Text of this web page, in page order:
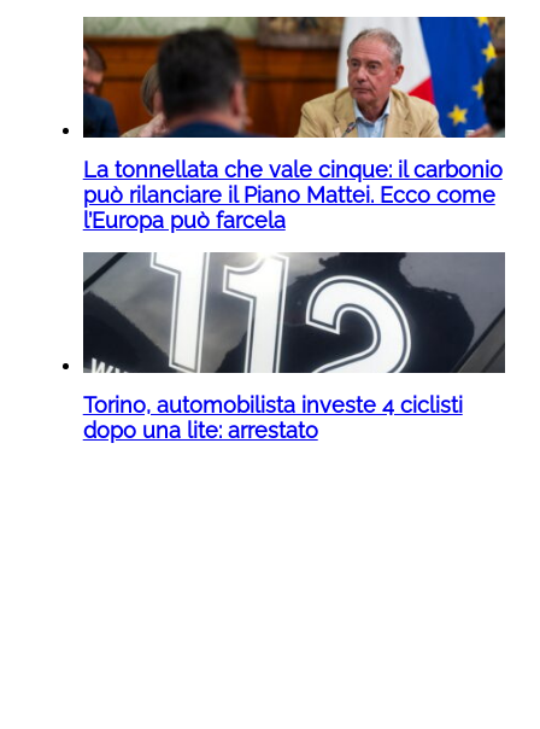
La tonnellata che vale cinque: il carbonio
può rilanciare il Piano Mattei. Ecco come
l’Europa può farcela
Torino, automobilista investe 4 ciclisti
dopo una lite: arrestato